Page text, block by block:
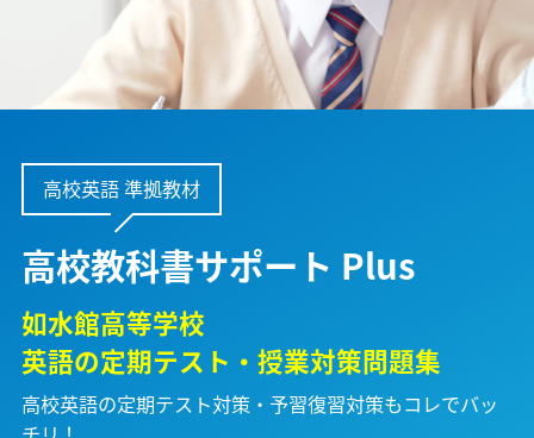
高校英語 準拠教材
高校教科書サポート Plus
如水館高等学校
英語の定期テスト・授業対策問題集
高校英語の定期テスト対策・予習復習対策もコレでバッ